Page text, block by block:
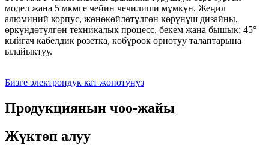
модел жана 5 мкмге чейин чечилиши мүмкүн. Жеңил
алюминий корпус, жөнөкөйлөтүлгөн көрүнүш дизайны,
өркүндөтүлгөн техникалык процесс, бекем жана бышык; 45°
кыйгач кабелдик розетка, көбүрөөк орнотуу талаптарына
ылайыктуу.
Бизге электрондук кат жөнөтүңүз
Продукциянын чоо-жайы
Жүктөп алуу